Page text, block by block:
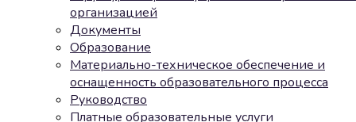
организацией
Документы
Образование
Материально-техническое обеспечение и
оснащенность образовательного процесса
Руководство
Платные образовательные услуги